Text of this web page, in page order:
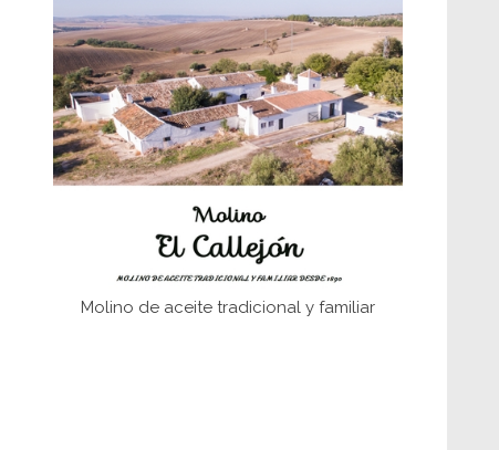
fundaciones de Bornos
El Frente Popular. Ubrique, febrero-julio
1936
Juntar las letras. La alfabetización en el
campo: del afán de saber a la
Historia y vivencias del poblado de Los
Molino de aceite tradicional y familiar